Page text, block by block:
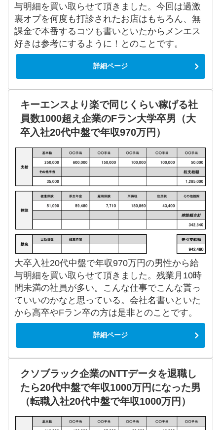
与明細を買い取らせて頂きました。今回は過激
裏オプを何度も打診されたお店はもちろん、無
課金で本番するコツも書いといたからメンエス
好きは参考にするように！とのことです。
詳細ページ
キーエンスより楽で同じくらい稼げる社
員数1000超え企業のFラン大学卒男（大
卒入社20代中盤で年収970万円）
大卒入社20代中盤で年収970万円の男性から給
与明細を買い取らせて頂きました。残業月10時
間未満の社員が多い。こんな仕事でこんな貰っ
ていいのかなと思っている。会社名書いといた
から高卒やFラン卒の方は是非とのことです。
詳細ページ
クソブラック企業のNTTデータを退職し
たら20代中盤で年収1000万円になった男
（転職入社20代中盤で年収1000万円）